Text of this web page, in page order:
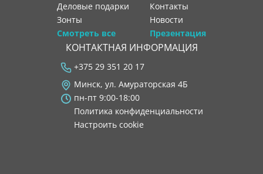
Деловые подарки
Зонты
Смотреть все
контакты
новости
Презентация
КОНТАКТНАЯ ИНФОРМАЦИЯ
+375 29 351 20 17
Минск, ул. Амураторская 4Б
пн-пт 9:00-18:00
Политика конфиденциальности
Настроить cookie